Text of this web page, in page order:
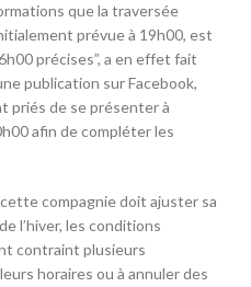
que la traversée
prévue à 19h00, est
précises”, a en effet fait
publication sur Facebook,
priés de se présenter à
afin de compléter les
compagnie doit ajuster sa
l’hiver, les conditions
contraint plusieurs
horaires ou à annuler des